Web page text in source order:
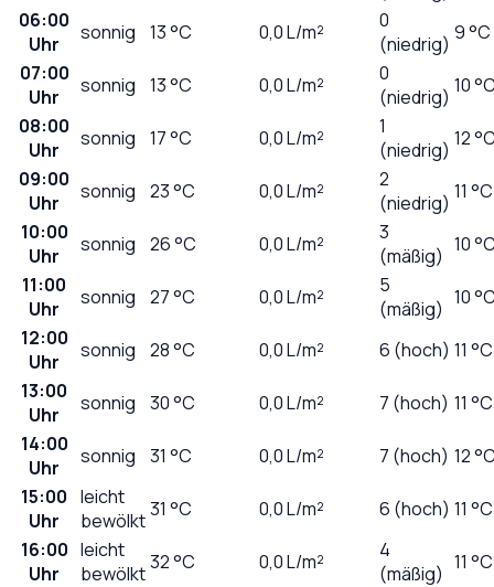
06:00
Uhr
sonnig 13°C 0,0L/m²
0
(niedrig) 9 °C
07:00
Uhr
sonnig 13°C 0,0L/m²
0
(niedrig) 10
08:00
Uhr
sonnig 17°C 0,0L/m²
1
(niedrig) 12
09:00
Uhr
sonnig 23°C 0,0L/m²
2
(niedrig) 11 °C
10:00
Uhr
sonnig 26°C 0,0L/m²
3
(mäßig) 10
11:00
Uhr
sonnig 27°C 0,0L/m²
5
(mäßig) 10
12:00
Uhr
sonnig 28°C 0,0L/m² 6 (hoch) 11 °C
13:00
Uhr
sonnig 30°C 0,0L/m² 7 (hoch) 11 °C
14:00
Uhr
sonnig 31 °C 0,0L/m² 7 (hoch) 12
15:00
Uhr
leicht
bewölkt31 °C 0,0L/m² 6 (hoch) 11 °C
16:00
Uhr
leicht
bewölkt32°C 0,0L/m²
4
(mäßig) 11 °C